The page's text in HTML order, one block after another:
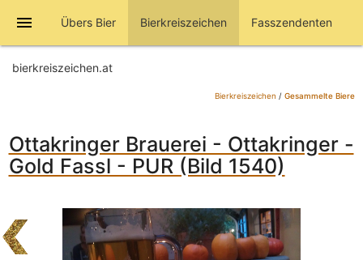
menu Übers Bier Bierkreiszeichen Fasszendenten
bierkreiszeichen.at
Bierkreiszeichen / Gesammelte Biere
Ottakringer Brauerei - Ottakringer -
Gold Fassl - PUR (Bild 1540)